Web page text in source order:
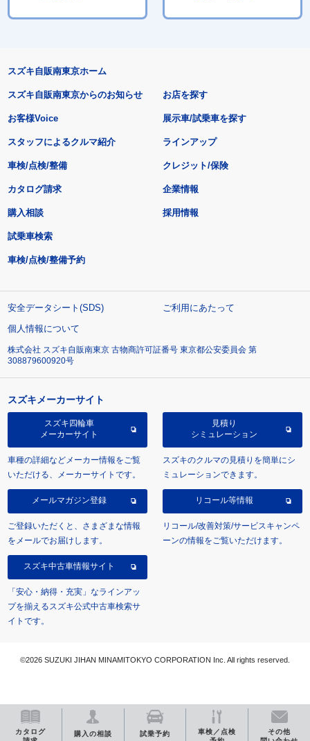
カタログ
購入の相談 試乗予約
車検／点検
その他
スズキ自販南東京ホーム
スズキ自販南東京からのお知らせ
お客様Voice
スタッフによるクルマ紹介
お店を探す
展示車/試乗車を探す
ラインアップ
車検/点検/整備 クレジット/保険
カタログ請求
購入相談
試乗車検索
車検/点検/整備予約
企業情報
採用情報
安全データシート(SDS)
ご利用にあたって
個人情報について
株式会社 スズキ自販南東京 古物商許可証番号 東京都公安委員会 第
308879600920号
スズキメーカーサイト
スズキ四輪車
メーカーサイト
車種の詳細などメーカー情報をご覧
いただける、メーカーサイトです。
見積り
シミュレーション
スズキのクルマの見積りを簡単にシ
ミュレーションできます。
メールマガジン登録
ご登録いただくと、さまざまな情報
をメールでお届けします。
リコール等情報
リコール/改善対策/サービスキャンペ
ーンの情報をご覧いただけます。
スズキ中古車情報サイト
「安心・納得・充実」なラインアッ
プを揃えるスズキ公式中古車検索サ
イトです。
©2026 SUZUKI JIHAN MINAMITOKYO CORPORATION Inc. All rights reserved.